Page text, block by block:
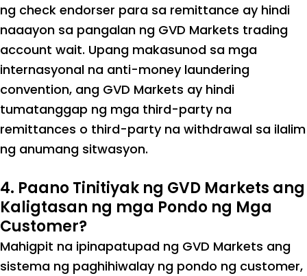
ng check endorser para sa remittance ay hindi
naaayon sa pangalan ng GVD Markets trading
account wait. Upang makasunod sa mga
internasyonal na anti-money laundering
convention, ang GVD Markets ay hindi
tumatanggap ng mga third-party na
remittances o third-party na withdrawal sa ilalim
ng anumang sitwasyon.
4. Paano Tinitiyak ng GVD Markets ang
Kaligtasan ng mga Pondo ng Mga
Customer?
Mahigpit na ipinapatupad ng GVD Markets ang
sistema ng paghihiwalay ng pondo ng customer,